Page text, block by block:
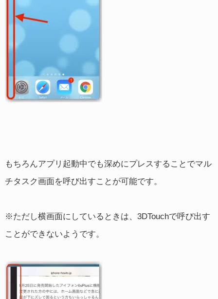
もちろんアプリ起動中でも深めにプレスすることでマル
チタスク画面を呼び出すことが可能です。
※ただし横画面にしているときは、3DTouchで呼び出す
ことができないようです。